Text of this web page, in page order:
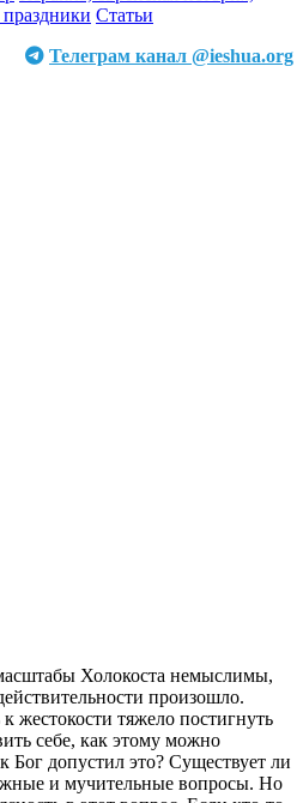
Статьи
Телеграм канал @ieshua.org
Холокоста немыслимы,
произошло.
жестокости тяжело постигнуть
себе, как этому можно
Бог допустил это? Существует ли
и мучительные вопросы. Но